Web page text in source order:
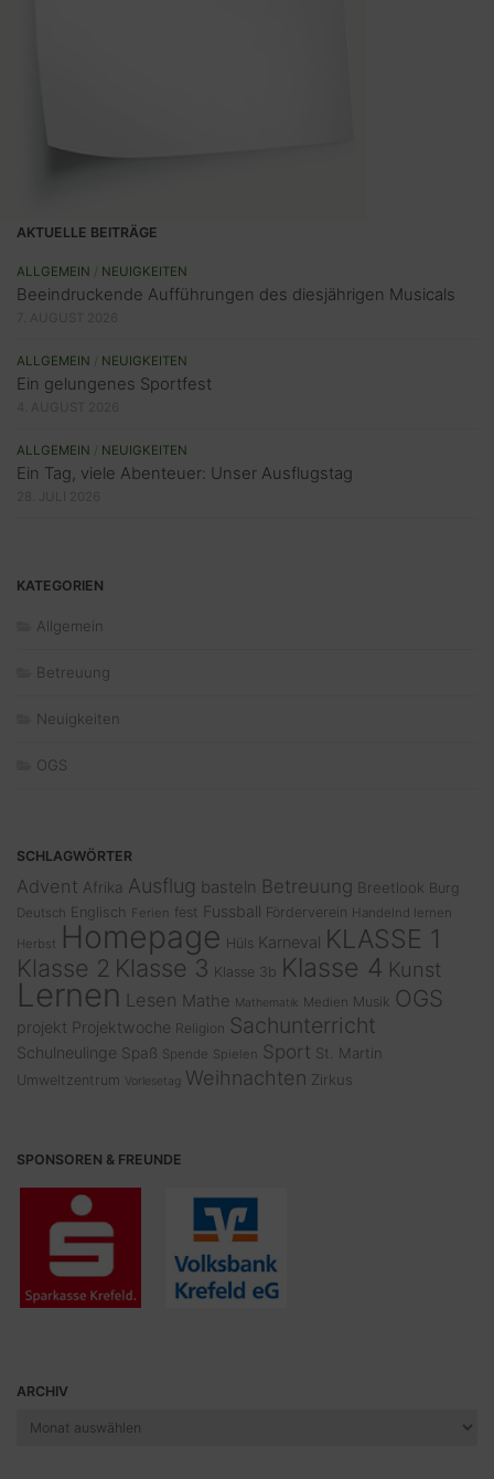
AKTUELLE BEITRÄGE
ALLGEMEIN NEUIGKEITEN
Beeindruckende Aufführungen des diesjährigen Musicals
ALLGEMEIN NEUIGKEITEN
Ein gelungenes Sportfest
ALLGEMEIN NEUIGKEITEN
Ein Tag, viele Abenteuer: Unser Ausflugstag
KATEGORIEN
Allgemein
Betreuung
Neuigkeiten
OGS
SCHLAGWÖRTER
Advent Afrika Ausflug basteln Betreuung Breetlook Burg
Deutsch Englisch Ferien fest Fussball Förderverein Handelnd lernen
Herbst
Homepage Hüls Karneval KLASSE 1
Klasse 2 Klasse 3 Klasse 3b Klasse 4 Kunst
Lernen Lesen Mathe Mathematik Medien Musik OGS
projekt Projektwoche Religion Sachunterricht
Schulneulinge Spaß Spende Spielen Sport St. Martin
Umweltzentrum Vorlesetag Weihnachten Zirkus
SPONSOREN & FREUNDE
ARCHIV
Archiv